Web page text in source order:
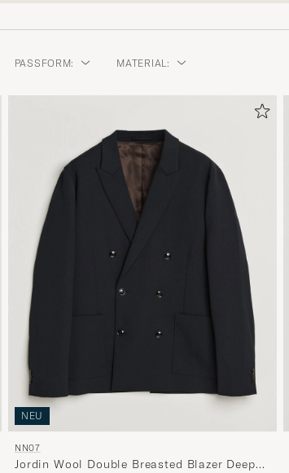
PASSFORM: MATERIAL:
NEU
NN07
Jordin Wool Double Breasted Blazer Deep